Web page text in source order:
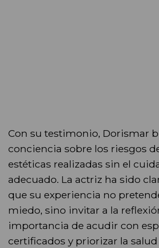
Con su testimonio, Dorismar
conciencia sobre los riesgos
estéticas realizadas sin el
adecuado. La actriz ha sido
que su experiencia no
miedo, sino invitar a la
importancia de acudir con
certificados y priorizar la